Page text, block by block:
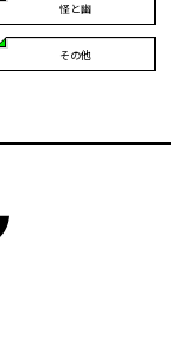
怪と幽
その他